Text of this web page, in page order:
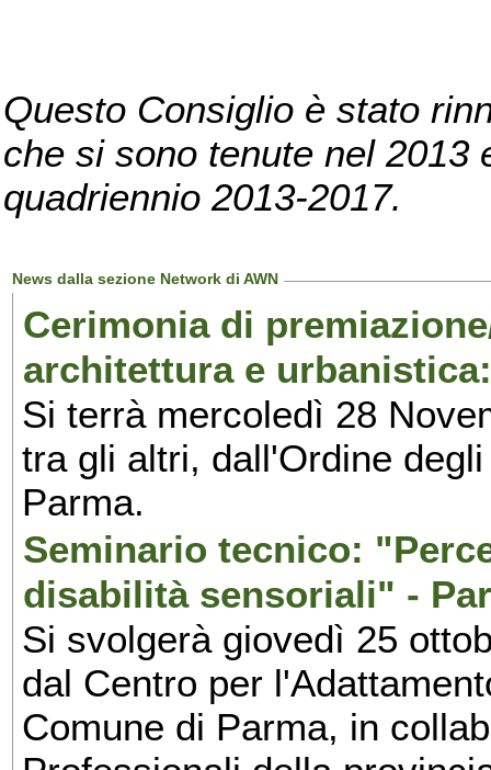
Questo Consiglio è stato
che si sono tenute nel 2013
quadriennio 2013-2017.
News dalla sezione Network di AWN
Cerimonia di
architettura e
Si terrà mercoledì 28
tra gli altri, dall'Ordine
Parma.
Seminario tecnico:
disabilità sensoriali" -
Si svolgerà giovedì 25
dal Centro per
Comune di Parma, in